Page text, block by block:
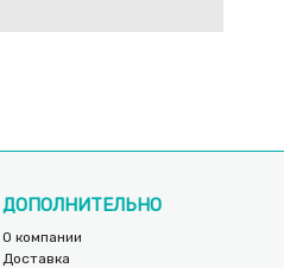
ДОПОЛНИТЕЛЬНО
О компании
Доставка